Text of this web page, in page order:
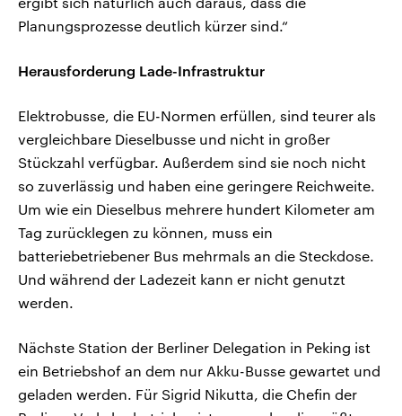
Planungsprozesse deutlich kürzer sind.“
Herausforderung Lade-Infrastruktur
Elektrobusse, die EU-Normen erfüllen, sind teurer als
vergleichbare Dieselbusse und nicht in großer
Stückzahl verfügbar. Außerdem sind sie noch nicht
so zuverlässig und haben eine geringere Reichweite.
Um wie ein Dieselbus mehrere hundert Kilometer am
Tag zurücklegen zu können, muss ein
batteriebetriebener Bus mehrmals an die Steckdose.
Und während der Ladezeit kann er nicht genutzt
werden.
Nächste Station der Berliner Delegation in Peking ist
ein Betriebshof an dem nur Akku-Busse gewartet und
geladen werden. Für Sigrid Nikutta, die Chefin der